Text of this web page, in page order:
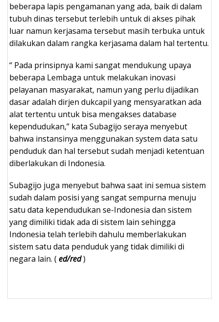
beberapa lapis pengamanan yang ada, baik di dalam
tubuh dinas tersebut terlebih untuk di akses pihak
luar namun kerjasama tersebut masih terbuka untuk
dilakukan dalam rangka kerjasama dalam hal tertentu.
“ Pada prinsipnya kami sangat mendukung upaya
beberapa Lembaga untuk melakukan inovasi
pelayanan masyarakat, namun yang perlu dijadikan
dasar adalah dirjen dukcapil yang mensyaratkan ada
alat tertentu untuk bisa mengakses database
kependudukan,” kata Subagijo seraya menyebut
bahwa instansinya menggunakan system data satu
penduduk dan hal tersebut sudah menjadi ketentuan
diberlakukan di Indonesia.
Subagijo juga menyebut bahwa saat ini semua sistem
sudah dalam posisi yang sangat sempurna menuju
satu data kependudukan se-Indonesia dan sistem
yang dimiliki tidak ada di sistem lain sehingga
Indonesia telah terlebih dahulu memberlakukan
sistem satu data penduduk yang tidak dimiliki di
negara lain. (ed/red)